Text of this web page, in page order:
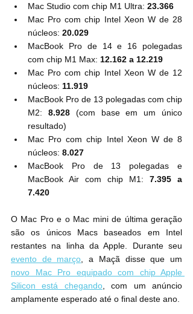
Mac Studio com chip M1 Ultra: 23.366
Mac Pro com chip Intel Xeon W de 28
núcleos: 20.029
MacBook Pro de 14 e 16 polegadas
com chip M1 Max: 12.162 a 12.219
Mac Pro com chip Intel Xeon W de 12
núcleos: 11.919
MacBook Pro de 13 polegadas com chip
M2: 8.928 (com base em um único
resultado)
Mac Pro com chip Intel Xeon W de 8
núcleos: 8.027
MacBook Pro de 13 polegadas e
MacBook Air com chip M1: 7.395 a
7.420
O Mac Pro e o Mac mini de última geração
são os únicos Macs baseados em Intel
evento de março
novo Mac Pro equipado com chip Apple
Silicon está chegando, com um anúncio
amplamente esperado até o final deste ano.